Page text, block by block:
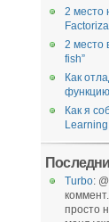
2 место
2 место
fish”
Как
Как я
Turbo:
просто